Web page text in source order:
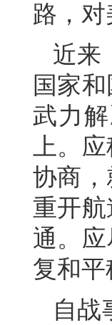
路，
近来
国家
武力
上。
协商
重开
通。
复和
自战